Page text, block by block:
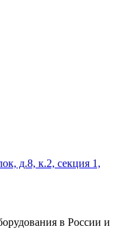
д.8, к.2, секция 1,
в России и